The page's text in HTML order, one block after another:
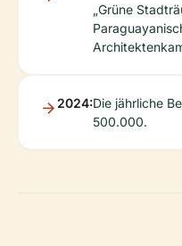
„Grüne
2024:Die jährliche
500.000.